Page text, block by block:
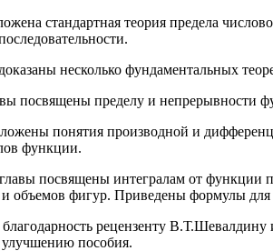
стандартная теория предела
несколько фундаментальных
посвящены пределу и непрерывности
понятия производной и
функции.
посвящены интегралам от
объемов фигур. Приведены формулы
рецензенту В.Т.Шевалдину
пособия.